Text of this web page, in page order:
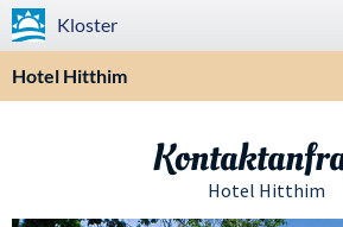
Kloster
Hotel Hitthim
Hotel Hitthim